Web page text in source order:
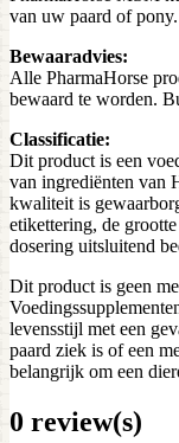
van uw paard of pony.
Bewaaradvies:
Alle PharmaHorse
bewaard te worden.
Classificatie:
Dit product is een
van ingrediënten van
kwaliteit is
etikettering, de
dosering uitsluitend
Dit product is geen
levensstijl met een
paard ziek is of een
belangrijk om een
0 review(s)